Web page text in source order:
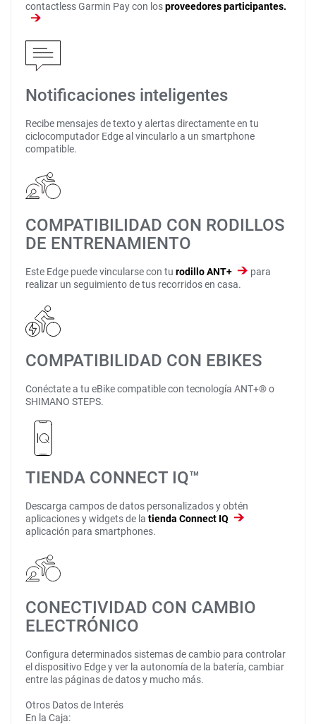
contactless Garmin Pay con losproveedores participantes.
Notificaciones inteligentes
Recibe mensajes de texto y alertas directamente en tu
ciclocomputador Edge al vincularlo a un smartphone
compatible.
COMPATIBILIDAD CON RODILLOS
DE ENTRENAMIENTO
Este Edge puede vincularse con tu rodillo ANT+
para
realizar un seguimiento de tus recorridos en casa.
COMPATIBILIDAD CON EBIKES
Conéctate a tu eBike compatible con tecnología ANT+® o
SHIMANO STEPS.
TIENDA CONNECT IQ™
Descarga campos de datos personalizados y obtén
aplicaciones y widgets de la tienda Connect IQ
aplicación para smartphones.
CONECTIVIDAD CON CAMBIO
ELECTRÓNICO
Configura determinados sistemas de cambio para controlar
el dispositivo Edge y ver la autonomía de la batería, cambiar
entre las páginas de datos y mucho más.
Otros Datos de Interés
En la Caja: